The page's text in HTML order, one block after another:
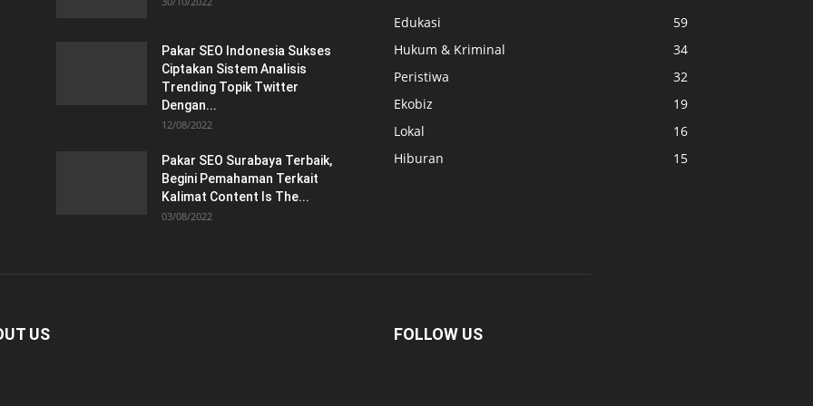
Pakar SEO Indonesia Sukses
Ciptakan Sistem Analisis
Trending Topik Twitter
Dengan...
12/08/2022
Pakar SEO Surabaya Terbaik,
Begini Pemahaman Terkait
Kalimat Content Is The...
03/08/2022
Edukasi
59
Hukum & Kriminal
34
Peristiwa
32
Ekobiz
19
Lokal
16
Hiburan
15
US FOLLOW US